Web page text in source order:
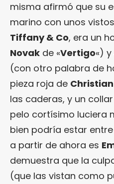
misma afirmó que su
marino con unos
Tiffany & Co, era un
Novak de «Vertigo«) y
(con otro palabra de
pieza roja de
las caderas, y un
pelo cortísimo luciera
bien podría estar
a partir de ahora es
demuestra que la
(que las vistan como